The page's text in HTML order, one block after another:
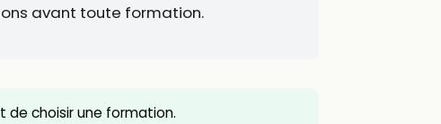
avant toute formation.
de choisir une formation.